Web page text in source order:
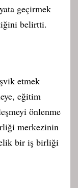
geçirmek
belirtti.
etmek
eğitim
önlenme
merkezinin
bir iş birliği